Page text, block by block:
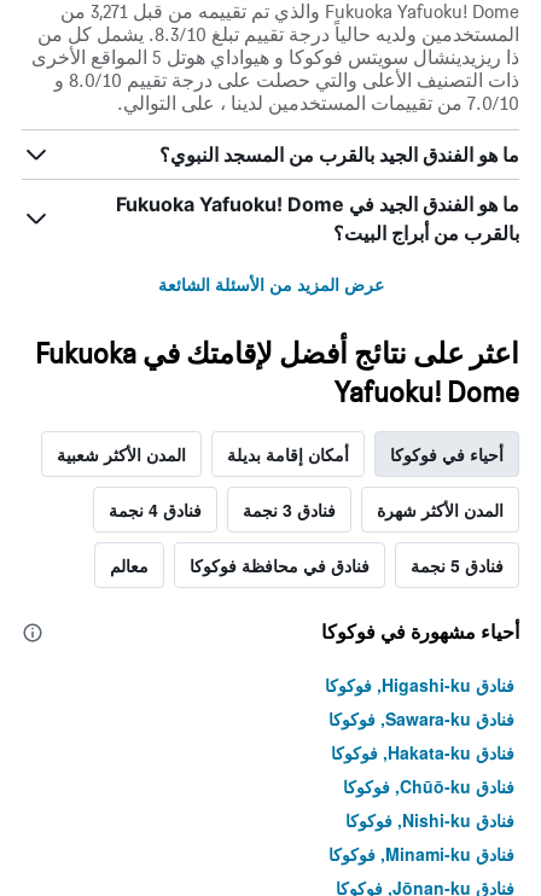
Fukuoka Yafuoku! Dome والذي تم تقييمه من قبل 3,271 من
المستخدمين ولديه حالياً درجة تقييم تبلغ 8.3/10. يشمل كل من
ذا ريزيدينشال سويتس فوكوكا و هيواداي هوتل 5 المواقع الأخرى
ذات التصنيف الأعلى والتي حصلت على درجة تقييم 8.0/10 و
7.0/10 من تقييمات المستخدمين لدينا ، على التوالي.
ما هو الفندق الجيد بالقرب من المسجد النبوي؟
ما هو الفندق الجيد في Fukuoka Yafuoku! Dome
بالقرب من أبراج البيت؟
عرض المزيد من الأسئلة الشائعة
اعثر على نتائج أفضل لإقامتك في Fukuoka
Yafuoku! Dome
أحياء في فوكوكا أمكان إقامة بديلة المدن الأكثر شعبية
المدن الأكثر شهرة فنادق 3 نجمة فنادق 4 نجمة
فنادق 5 نجمة فنادق في محافظة فوكوكا معالم
أحياء مشهورة في فوكوكا
فنادق Higashi-ku, فوكوكا
فنادق Sawara-ku, فوكوكا
فنادق Hakata-ku, فوكوكا
فنادق Chūō-ku, فوكوكا
فنادق Nishi-ku, فوكوكا
فنادق Minami-ku, فوكوكا
فنادق Jōnan-ku, فوكوكا